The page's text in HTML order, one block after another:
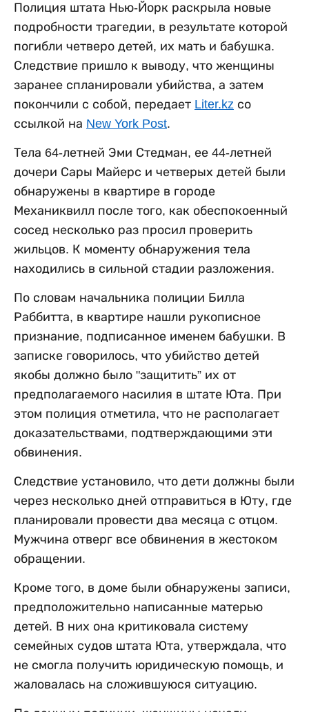
Полиция штата Нью-Йорк раскрыла новые
подробности трагедии, в результате которой
погибли четверо детей, их мать и бабушка.
Следствие пришло к выводу, что женщины
заранее спланировали убийства, а затем
покончили с собой, передает Liter.kz со
ссылкой на New York Post.
Тела 64-летней Эми Стедман, ее 44-летней
дочери Сары Майерс и четверых детей были
обнаружены в квартире в городе
Механиквилл после того, как обеспокоенный
сосед несколько раз просил проверить
жильцов. К моменту обнаружения тела
находились в сильной стадии разложения.
По словам начальника полиции Билла
Раббитта, в квартире нашли рукописное
признание, подписанное именем бабушки. В
записке говорилось, что убийство детей
якобы должно было "защитить” их от
предполагаемого насилия в штате Юта. При
этом полиция отметила, что не располагает
доказательствами, подтверждающими эти
обвинения.
Следствие установило, что дети должны были
через несколько дней отправиться в Юту, где
планировали провести два месяца с отцом.
Мужчина отверг все обвинения в жестоком
обращении.
Кроме того, в доме были обнаружены записи,
предположительно написанные матерью
детей. В них она критиковала систему
семейных судов штата Юта, утверждала, что
не смогла получить юридическую помощь, и
жаловалась на сложившуюся ситуацию.